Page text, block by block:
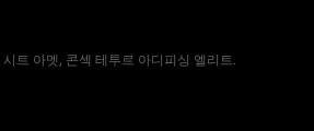
트 아멧, 콘섹 테투르 아디피싱 엘리트.